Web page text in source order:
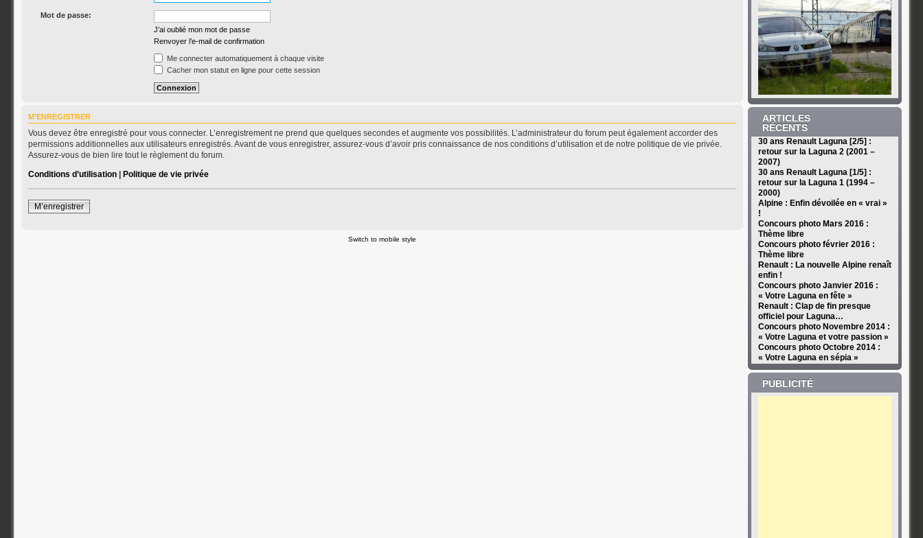
Mot de passe:
J’ai oublié mon mot de passe
Renvoyer l’e-mail de confirmation
Me connecter automatiquement à chaque visite
Cacher mon statut en ligne pour cette session
M’ENREGISTRER
Vous devez être enregistré pour vous connecter. L’enregistrement ne prend que quelques secondes et augmente vos possibilités. L’administrateur du forum peut également accorder des
permissions additionnelles aux utilisateurs enregistrés. Avant de vous enregistrer, assurez-vous d’avoir pris connaissance de nos conditions d’utilisation et de notre politique de vie privée.
Assurez-vous de bien lire tout le règlement du forum.
Conditions d’utilisation |Politique de vie privée
M’enregistrer
Switch to mobile style
ARTICLES
RÉCENTS
30 ans Renault Laguna [2/5] :
retour sur la Laguna 2 (2001 –
2007)
30 ans Renault Laguna [1/5] :
retour sur la Laguna 1 (1994 –
2000)
Alpine : Enfin dévoilée en « vrai »
!
Concours photo Mars 2016 :
Thème libre
Concours photo février 2016 :
Thème libre
Renault : La nouvelle Alpine renaît
enfin !
Concours photo Janvier 2016 :
« Votre Laguna en fête »
Renault : Clap de fin presque
officiel pour Laguna…
Concours photo Novembre 2014 :
« Votre Laguna et votre passion »
Concours photo Octobre 2014 :
« Votre Laguna en sépia »
PUBLICITÉ